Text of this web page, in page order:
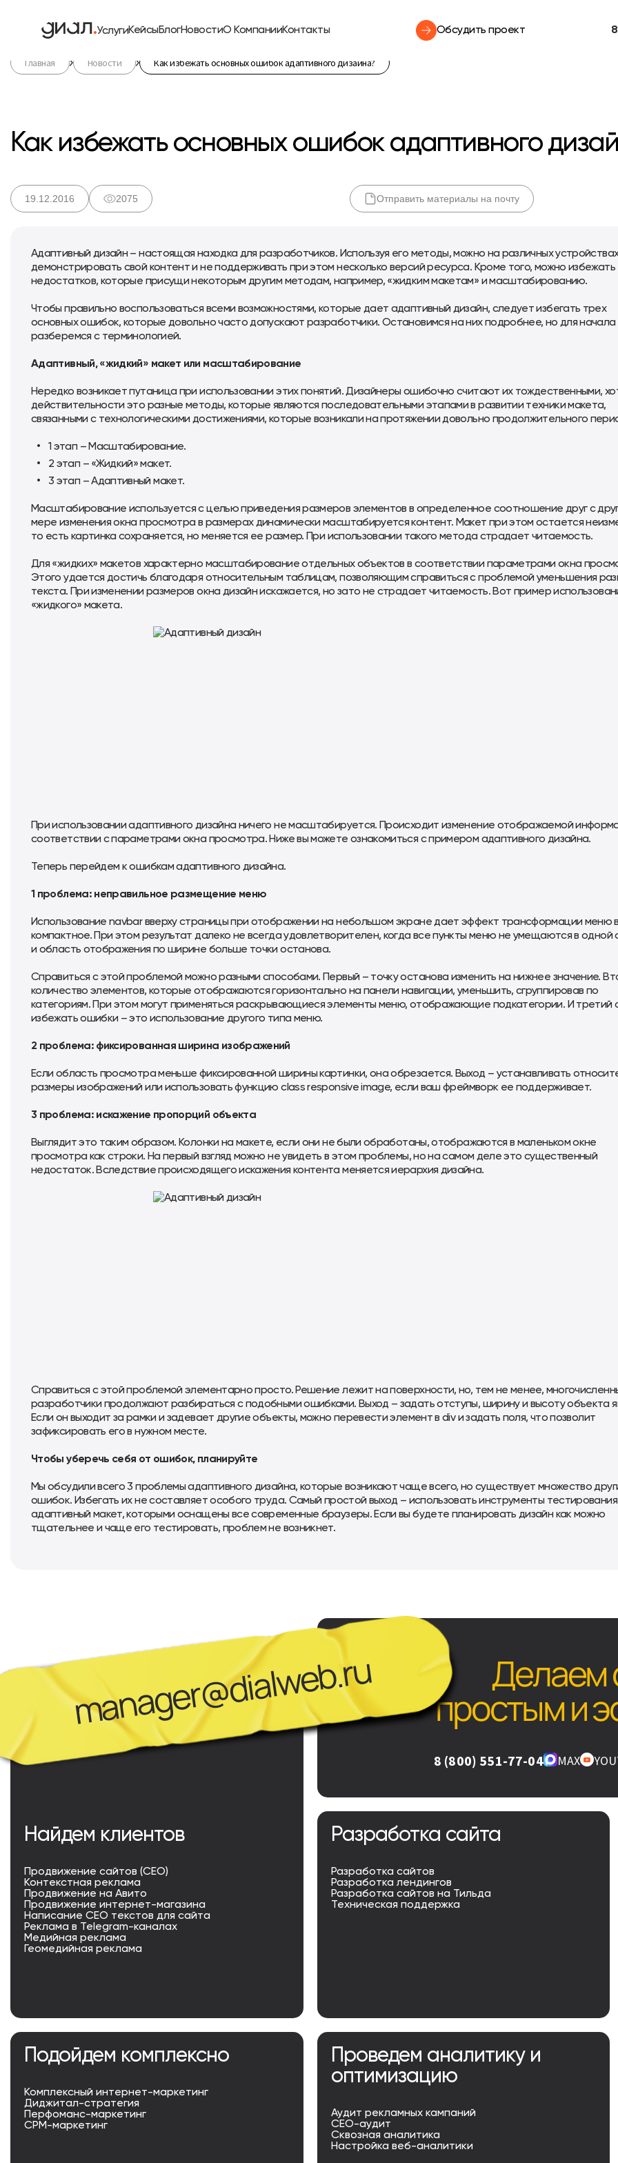
УслугиКейсыБлогНовостиО КомпанииКонтакты Обсудить проект
Главная Новости Как избежать основных ошибок адаптивного дизайна?
Как избежать основных ошибок адаптивного
19.12.2016 2075 Отправить материалы на почту
Адаптивный дизайн – настоящая находка для разработчиков. Используя его методы, можно на различных
демонстрировать свой контент и не поддерживать при этом несколько версий ресурса. Кроме того, можно избежать
недостатков, которые присущи некоторым другим методам, например, «жидким макетам» и масштабированию.
Чтобы правильно воспользоваться всеми возможностями, которые дает адаптивный дизайн, следует избегать трех
основных ошибок, которые довольно часто допускают разработчики. Остановимся на них подробнее, но для начала
разберемся с терминологией.
Адаптивный, «жидкий» макет или масштабирование
Нередко возникает путаница при использовании этих понятий. Дизайнеры ошибочно считают их тождественными,
действительности это разные методы, которые являются последовательными этапами в развитии техники макета,
связанными с технологическими достижениями, которые возникали на протяжении довольно продолжительного
1 этап – Масштабирование.
2 этап – «Жидкий» макет.
3 этап – Адаптивный макет.
Масштабирование используется с целью приведения размеров элементов в определенное соотношение друг с
мере изменения окна просмотра в размерах динамически масштабируется контент. Макет при этом остается
то есть картинка сохраняется, но меняется ее размер. При использовании такого метода страдает читаемость.
Для «жидких» макетов характерно масштабирование отдельных объектов в соответствии параметрами окна
Этого удается достичь благодаря относительным таблицам, позволяющим справиться с проблемой уменьшения
текста. При изменении размеров окна дизайн искажается, но зато не страдает читаемость. Вот пример
«жидкого» макета.
При использовании адаптивного дизайна ничего не масштабируется. Происходит изменение отображаемой
соответствии с параметрами окна просмотра. Ниже вы можете ознакомиться с примером адаптивного дизайна.
Теперь перейдем к ошибкам адаптивного дизайна.
1 проблема: неправильное размещение меню
Использование navbar вверху страницы при отображении на небольшом экране дает эффект трансформации меню
компактное. При этом результат далеко не всегда удовлетворителен, когда все пункты меню не умещаются в одной
и область отображения по ширине больше точки останова.
Справиться с этой проблемой можно разными способами. Первый – точку останова изменить на нижнее значение.
количество элементов, которые отображаются горизонтально на панели навигации, уменьшить, сгруппировав по
категориям. При этом могут применяться раскрывающиеся элементы меню, отображающие подкатегории. И третий
избежать ошибки – это использование другого типа меню.
2 проблема: фиксированная ширина изображений
Если область просмотра меньше фиксированной ширины картинки, она обрезается. Выход – устанавливать
размеры изображений или использовать функцию class responsive image, если ваш фреймворк ее поддерживает.
3 проблема: искажение пропорций объекта
Выглядит это таким образом. Колонки на макете, если они не были обработаны, отображаются в маленьком окне
просмотра как строки. На первый взгляд можно не увидеть в этом проблемы, но на самом деле это существенный
недостаток. Вследствие происходящего искажения контента меняется иерархия дизайна.
Справиться с этой проблемой элементарно просто. Решение лежит на поверхности, но, тем не менее,
разработчики продолжают разбираться с подобными ошибками. Выход – задать отступы, ширину и высоту объекта
Если он выходит за рамки и задевает другие объекты, можно перевести элемент в div и задать поля, что позволит
зафиксировать его в нужном месте.
Чтобы уберечь себя от ошибок, планируйте
Мы обсудили всего 3 проблемы адаптивного дизайна, которые возникают чаще всего, но существует множество
ошибок. Избегать их не составляет особого труда. Самый простой выход – использовать инструменты
адаптивный макет, которыми оснащены все современные браузеры. Если вы будете планировать дизайн как можно
тщательнее и чаще его тестировать, проблем не возникнет.
manager@dialweb.ru
Найдем клиентов
Продвижение сайтов (СЕО)
Контекстная реклама
Продвижение на Авито
Продвижение интернет-магазина
Написание СЕО текстов для сайта
Реклама в Telegram-каналах
Медийная реклама
Геомедийная реклама
Делаем
простым и
8 (800) 551-77-04 MAX
Разработка сайта
Разработка сайтов
Разработка лендингов
Разработка сайтов на Тильда
Техническая поддержка
Подойдем комплексно
Комплексный интернет-маркетинг
Диджитал-стратегия
Перфоманс-маркетинг
СРМ-маркетинг
Проведем аналитику и
оптимизацию
Аудит рекламных кампаний
СЕО-аудит
Сквозная аналитика
Настройка веб-аналитики